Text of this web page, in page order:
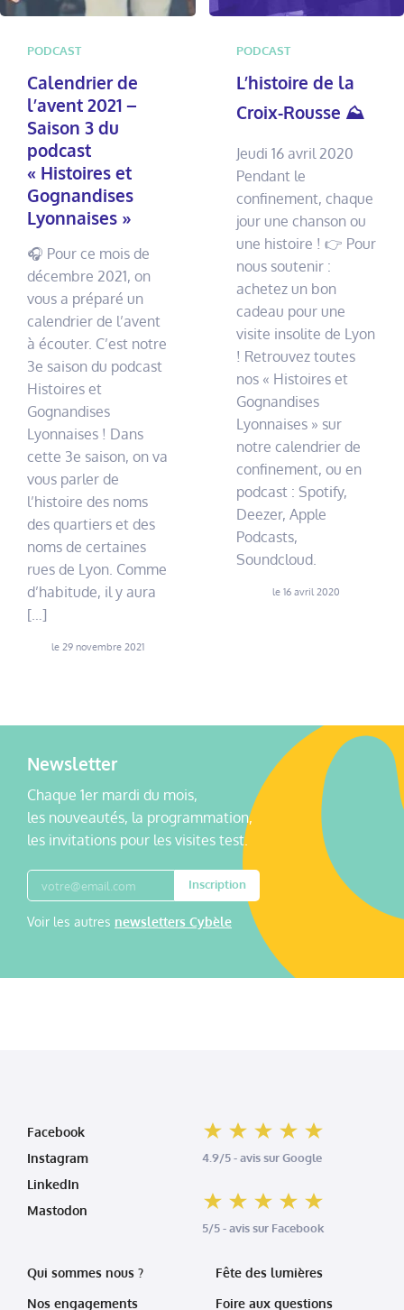
PODCAST
Calendrier de
l’avent 2021 –
Saison 3 du
podcast
« Histoires et
Gognandises
Lyonnaises »
🎧 Pour ce mois de
décembre 2021, on
vous a préparé un
calendrier de l’avent
à écouter. C’est notre
3e saison du podcast
Histoires et
Gognandises
Lyonnaises ! Dans
cette 3e saison, on va
vous parler de
l’histoire des noms
des quartiers et des
noms de certaines
rues de Lyon. Comme
d’habitude, il y aura
[…]
le 29 novembre 2021
PODCAST
L’histoire de la
Croix-Rousse ⛰
Jeudi 16 avril 2020
Pendant le
confinement, chaque
jour une chanson ou
une histoire ! 👉 Pour
nous soutenir :
achetez un bon
cadeau pour une
visite insolite de Lyon
! Retrouvez toutes
nos « Histoires et
Gognandises
Lyonnaises » sur
notre calendrier de
confinement, ou en
podcast : Spotify,
Deezer, Apple
Podcasts,
Soundcloud.
le 16 avril 2020
Newsletter
Chaque 1er mardi du mois,
les nouveautés, la programmation,
les invitations pour les visites test.
Inscription
Voir les autres newsletters Cybèle
Qui sommes nous ?
Nos engagements
Fête des lumières
Foire aux questions
4.9/5 - avis sur Google
5/5 - avis sur Facebook
Facebook
Instagram
LinkedIn
Mastodon